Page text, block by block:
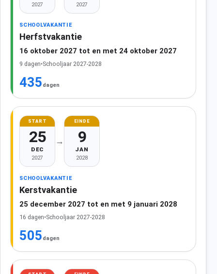
2027 2027
SCHOOLVAKANTIE
Herfstvakantie
16 oktober 2027 tot en met 24 oktober 2027
9 dagen•Schooljaar 2027-2028
435 dagen
START
25
DEC
2027
→
EINDE
9
JAN
2028
SCHOOLVAKANTIE
Kerstvakantie
25 december 2027 tot en met 9 januari 2028
16 dagen•Schooljaar 2027-2028
505 dagen